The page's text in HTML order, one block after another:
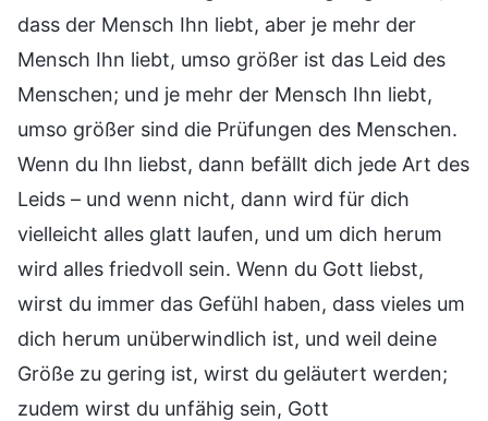
dass der Mensch Ihn liebt, aber je mehr der
Mensch Ihn liebt, umso größer ist das Leid des
Menschen; und je mehr der Mensch Ihn liebt,
umso größer sind die Prüfungen des Menschen.
Wenn du Ihn liebst, dann befällt dich jede Art des
Leids – und wenn nicht, dann wird für dich
vielleicht alles glatt laufen, und um dich herum
wird alles friedvoll sein. Wenn du Gott liebst,
wirst du immer das Gefühl haben, dass vieles um
dich herum unüberwindlich ist, und weil deine
Größe zu gering ist, wirst du geläutert werden;
zudem wirst du unfähig sein, Gott